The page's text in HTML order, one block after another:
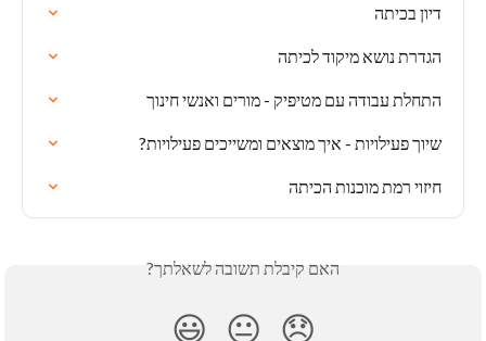
דיון בכיתה
הגדרת נושא מיקוד לכיתה
התחלת עבודה עם מטיפיק - מורים ואנשי חינוך
שיוך פעילויות - איך מוצאים ומשייכים פעילויות?
חיזוי רמת מוכנות הכיתה
האם קיבלת תשובה לשאלתך?
😞
😐
😃